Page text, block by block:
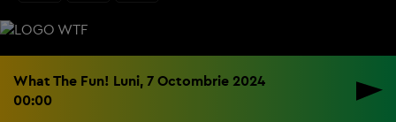
What The Fun! Luni, 7 Octombrie 2024
00:00